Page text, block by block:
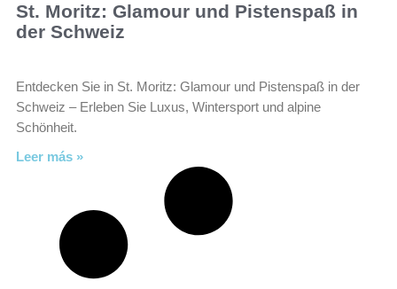
St. Moritz: Glamour und Pistenspaß in
der Schweiz
Entdecken Sie in St. Moritz: Glamour und Pistenspaß in der
Schweiz – Erleben Sie Luxus, Wintersport und alpine
Schönheit.
Leer más »